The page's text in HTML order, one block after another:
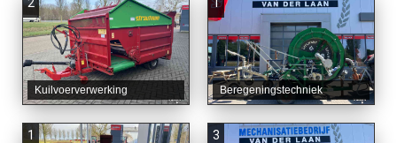
Kuilvoerverwerking Beregeningstechniek
1 3